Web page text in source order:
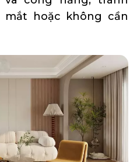
hoặc không cần